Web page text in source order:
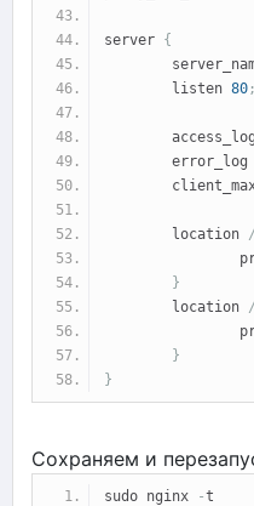
server {
server_name
listen 80 ;
error_log
location /
}
location /
}
}
Сохраняем и
sudo nginx -t